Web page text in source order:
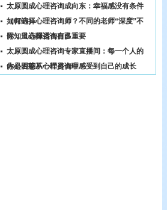
太原圆成心理咨询成向东：幸福感没有条件
（0204）
如何选择心理咨询师？不同的老师“深度”不
同，只选择适合自己
你知道心理咨询有多重要
太原圆成心理咨询专家直播间：每一个人的
内心困惑不一样是合理
你是否能从心理咨询中感受到自己的成长